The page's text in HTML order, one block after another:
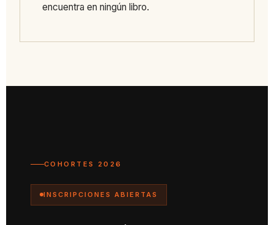
encuentra en ningún libro.
COHORTES 2026
INSCRIPCIONES ABIERTAS